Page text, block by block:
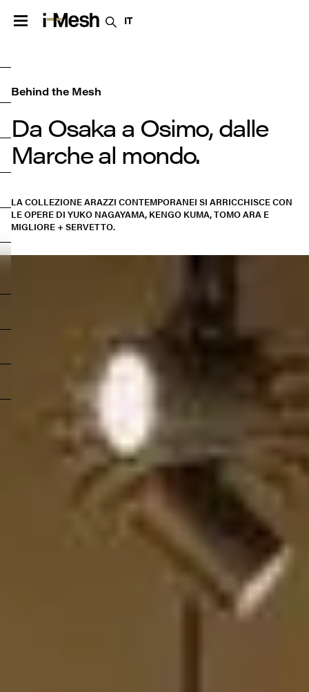
IT
Behind the Mesh
Da Osaka a Osimo, dalle
Marche al mondo.
LA COLLEZIONE ARAZZI CONTEMPORANEI SI ARRICCHISCE CON
LE OPERE DI YUKO NAGAYAMA, KENGO KUMA, TOMO ARA E
MIGLIORE + SERVETTO.